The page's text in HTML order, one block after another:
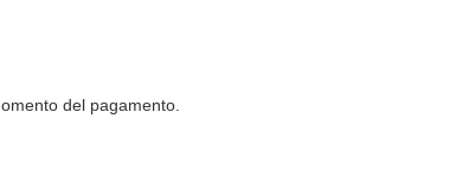
del pagamento.